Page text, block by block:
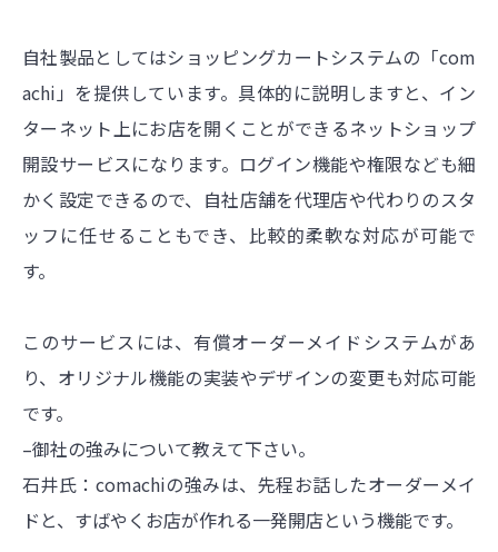
自社製品としてはショッピングカートシステムの「com
achi」を提供しています。具体的に説明しますと、イン
ターネット上にお店を開くことができるネットショップ
開設サービスになります。ログイン機能や権限なども細
かく設定できるので、自社店舗を代理店や代わりのスタ
ッフに任せることもでき、比較的柔軟な対応が可能で
す。
このサービスには、有償オーダーメイドシステムがあ
り、オリジナル機能の実装やデザインの変更も対応可能
です。
–御社の強みについて教えて下さい。
石井氏：comachiの強みは、先程お話したオーダーメイ
ドと、すばやくお店が作れる一発開店という機能です。